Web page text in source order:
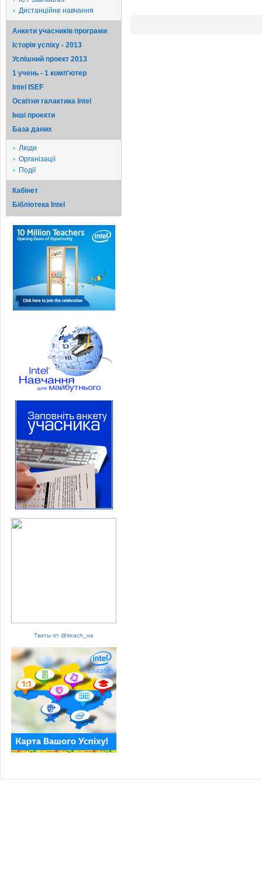
Дистанційне навчання
Анкети учасників програми
Історія успіху - 2013
Успішний проект 2013
1 учень - 1 комп'ютер
Intel ISEF
Освітня галактика Intel
Iншi проекти
База даних
Люди
Організації
Події
Кабінет
Бібліотека Intel
Твиты от @iteach_ua